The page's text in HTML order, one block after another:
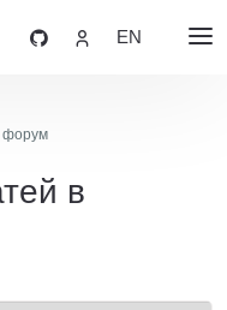
EN
форум
в